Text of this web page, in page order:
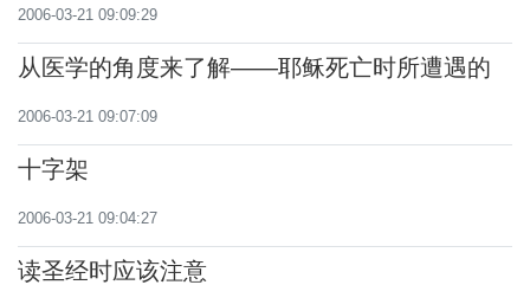
2006-03-21 09:09:29
从医学的角度来了解——耶稣死亡时所遭遇的
2006-03-21 09:07:09
十字架
2006-03-21 09:04:27
读圣经时应该注意